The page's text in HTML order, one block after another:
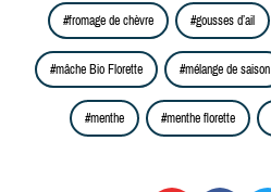
fromage de chèvre gousses d’ail
mâche Bio Florette mélange de saison
menthe menthe florette